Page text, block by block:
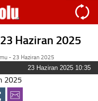
Haziran 2025
- 23 Haziran 2025
23 Haziran 2025 10:35